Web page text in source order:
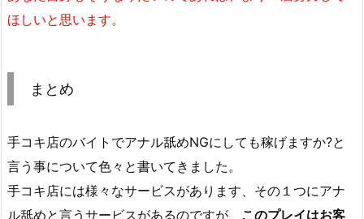
ほしいと思います。
まとめ
手コキ店のバイトでアナル舐めNGにしても稼げますか?と
言う事について色々と書いてきました。
手コキ店には様々なサービスがあります、その１つにアナ
ル舐めと言うサービスがあるのですが、 このプレイはお客